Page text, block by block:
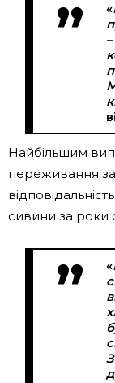
«
Найбільшим
переживання за
сивини за роки
«